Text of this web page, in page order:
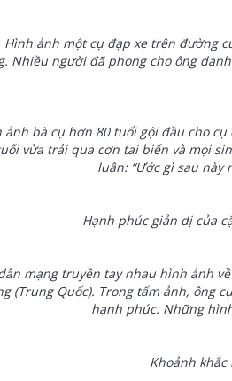
Hình ảnh một cụ đạp xe trên đường
Nhiều người đã phong cho ông
ảnh bà cụ hơn 80 tuổi gội đầu cho
vừa trải qua cơn tai biến và mọi
luận: “Ước gì sau này
Hạnh phúc giản dị của
mạng truyền tay nhau hình ảnh
(Trung Quốc). Trong tấm ảnh, ông
hạnh phúc. Những
Khoảnh